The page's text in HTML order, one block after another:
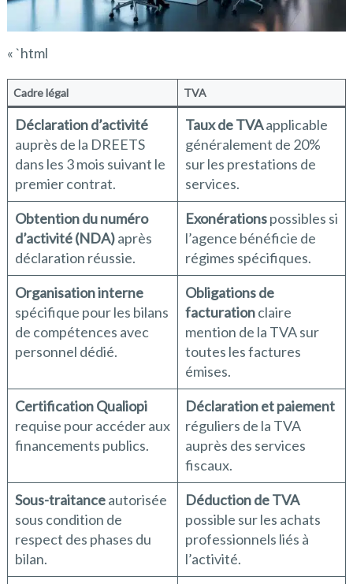
« `html
Cadre légal TVA
Déclaration d’activité
auprès de la DREETS
dans les 3 mois suivant le
premier contrat.
Taux de TVAapplicable
généralement de 20%
sur les prestations de
services.
Obtention du numéro
d’activité (NDA)après
déclaration réussie.
Exonérationspossibles si
l’agence bénéficie de
régimes spécifiques.
Organisation interne
spécifique pour les bilans
de compétences avec
personnel dédié.
Obligations de
facturationclaire
mention de la TVA sur
toutes les factures
émises.
Certification Qualiopi
requise pour accéder aux
financements publics.
Déclaration et paiement
réguliers de la TVA
auprès des services
fiscaux.
Sous-traitanceautorisée
sous condition de
respect des phases du
bilan.
Déduction de TVA
possible sur les achats
professionnels liés à
l’activité.